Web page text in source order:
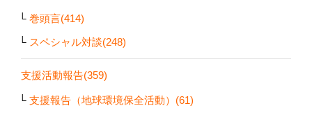
巻頭言(414)
スペシャル対談(248)
支援活動報告(359)
支援報告（地球環境保全活動）(61)